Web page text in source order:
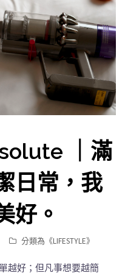
｜滿
日常，我
好。
分類為《LIFESTYLE》
越好；但凡事想要越簡